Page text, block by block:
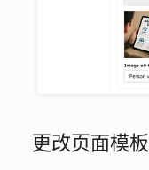
更改页面模板